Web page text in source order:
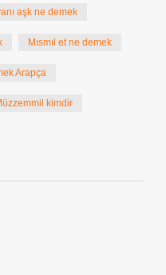
aşk ne demek
Mısmıl et ne demek
Arapça
kimdir